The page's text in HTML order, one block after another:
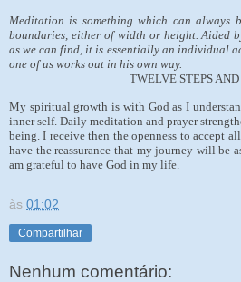
Meditation is something which can always
boundaries, either of width or height. Aided
as we can find, it is essentially an individual
one of us works out in his own way.
TWELVE STEPS
My spiritual growth is with God as I
inner self. Daily meditation and prayer
being. I receive then the openness to accept
have the reassurance that my journey will be
am grateful to have God in my life.
às 01:02
Compartilhar
Nenhum comentário: